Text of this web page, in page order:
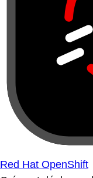
Red Hat OpenShift